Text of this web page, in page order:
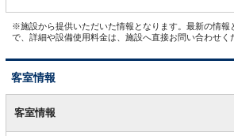
※施設から提供いただいた情報となります。最新の情報
で、詳細や設備使用料金は、施設へ直接お問い合わせく
客室情報
室客室情報